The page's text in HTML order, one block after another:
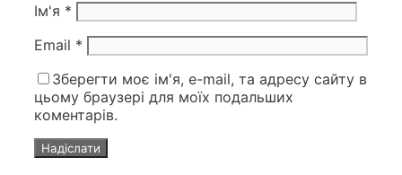
Ім'я *
Email *
Зберегти моє ім'я, e-mail, та адресу сайту в
цьому браузері для моїх подальших
коментарів.